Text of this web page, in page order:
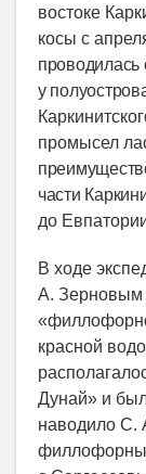
востоке
косы с
у
промысел
части
до
В ходе
А. Зерновым
красной
Дунай» и
наводило С.